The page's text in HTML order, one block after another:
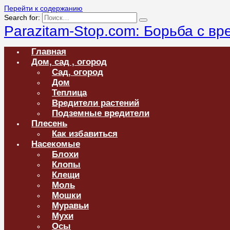
Перейти к содержанию
Search for:
Parazitam-Stop.com: Борьба с
Главная
Дом, сад , огород
Сад, огород
Дом
Теплица
Вредители растений
Подземные вредители
Плесень
Как избавиться
Насекомые
Блохи
Клопы
Клещи
Моль
Мошки
Муравьи
Мухи
Осы